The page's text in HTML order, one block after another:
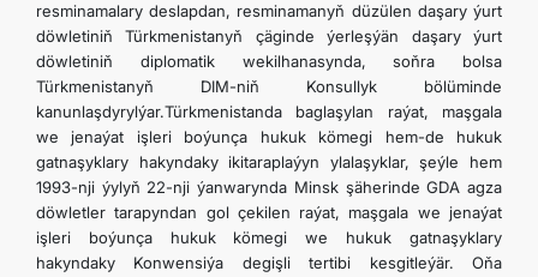
resminamalary deslapdan, resminamanyň düzülen daşary ýurt
döwletiniň Türkmenistanyň çäginde ýerleşýän daşary ýurt
döwletiniň diplomatik wekilhanasynda, soňra bolsa
Türkmenistanyň DIM-niň Konsullyk bölüminde
kanunlaşdyrylýar.Türkmenistanda baglaşylan raýat, maşgala
we jenaýat işleri boýunça hukuk kömegi hem-de hukuk
gatnaşyklary hakyndaky ikitaraplaýyn ylalaşyklar, şeýle hem
1993-nji ýylyň 22-nji ýanwarynda Minsk şäherinde GDA agza
döwletler tarapyndan gol çekilen raýat, maşgala we jenaýat
işleri boýunça hukuk kömegi we hukuk gatnaşyklary
hakyndaky Konwensiýa degişli tertibi kesgitleýär. Oňa